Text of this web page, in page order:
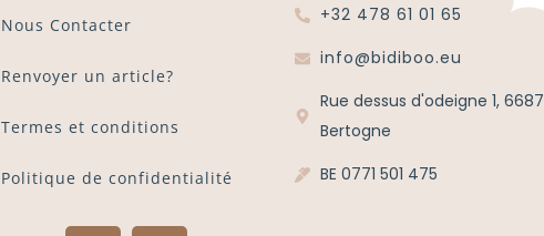
Nous Contacter
Renvoyer un article?
Termes et conditions
Politique de confidentialité
+32 478 61 01 65
info@bidiboo.eu
Rue dessus d'odeigne 1, 6687
Bertogne
BE 0771 501 475